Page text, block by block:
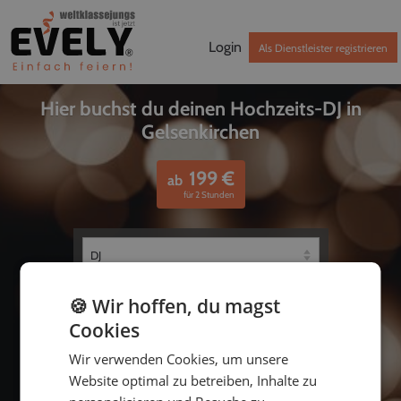
Login Als Dienstleister registrieren
Hier buchst du deinen Hochzeits-DJ in
Gelsenkirchen
ab 199€
für 2 Stunden
bis
🍪 Wir hoffen, du magst
Cookies
Wir verwenden Cookies, um unsere
Website optimal zu betreiben, Inhalte zu